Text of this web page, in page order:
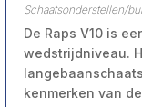
Schaatsonderstellen/
De Raps V10 is
wedstrijdniveau.
kenmerken van